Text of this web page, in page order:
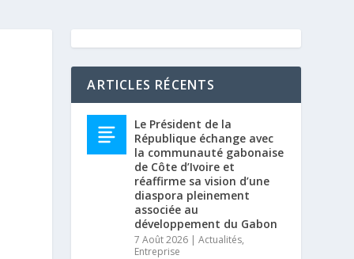
ARTICLES RÉCENTS
Le Président de la
République échange avec
la communauté gabonaise
de Côte d’Ivoire et
réaffirme sa vision d’une
diaspora pleinement
associée au
développement du Gabon
7 Août 2026 |Actualités,
Entreprise